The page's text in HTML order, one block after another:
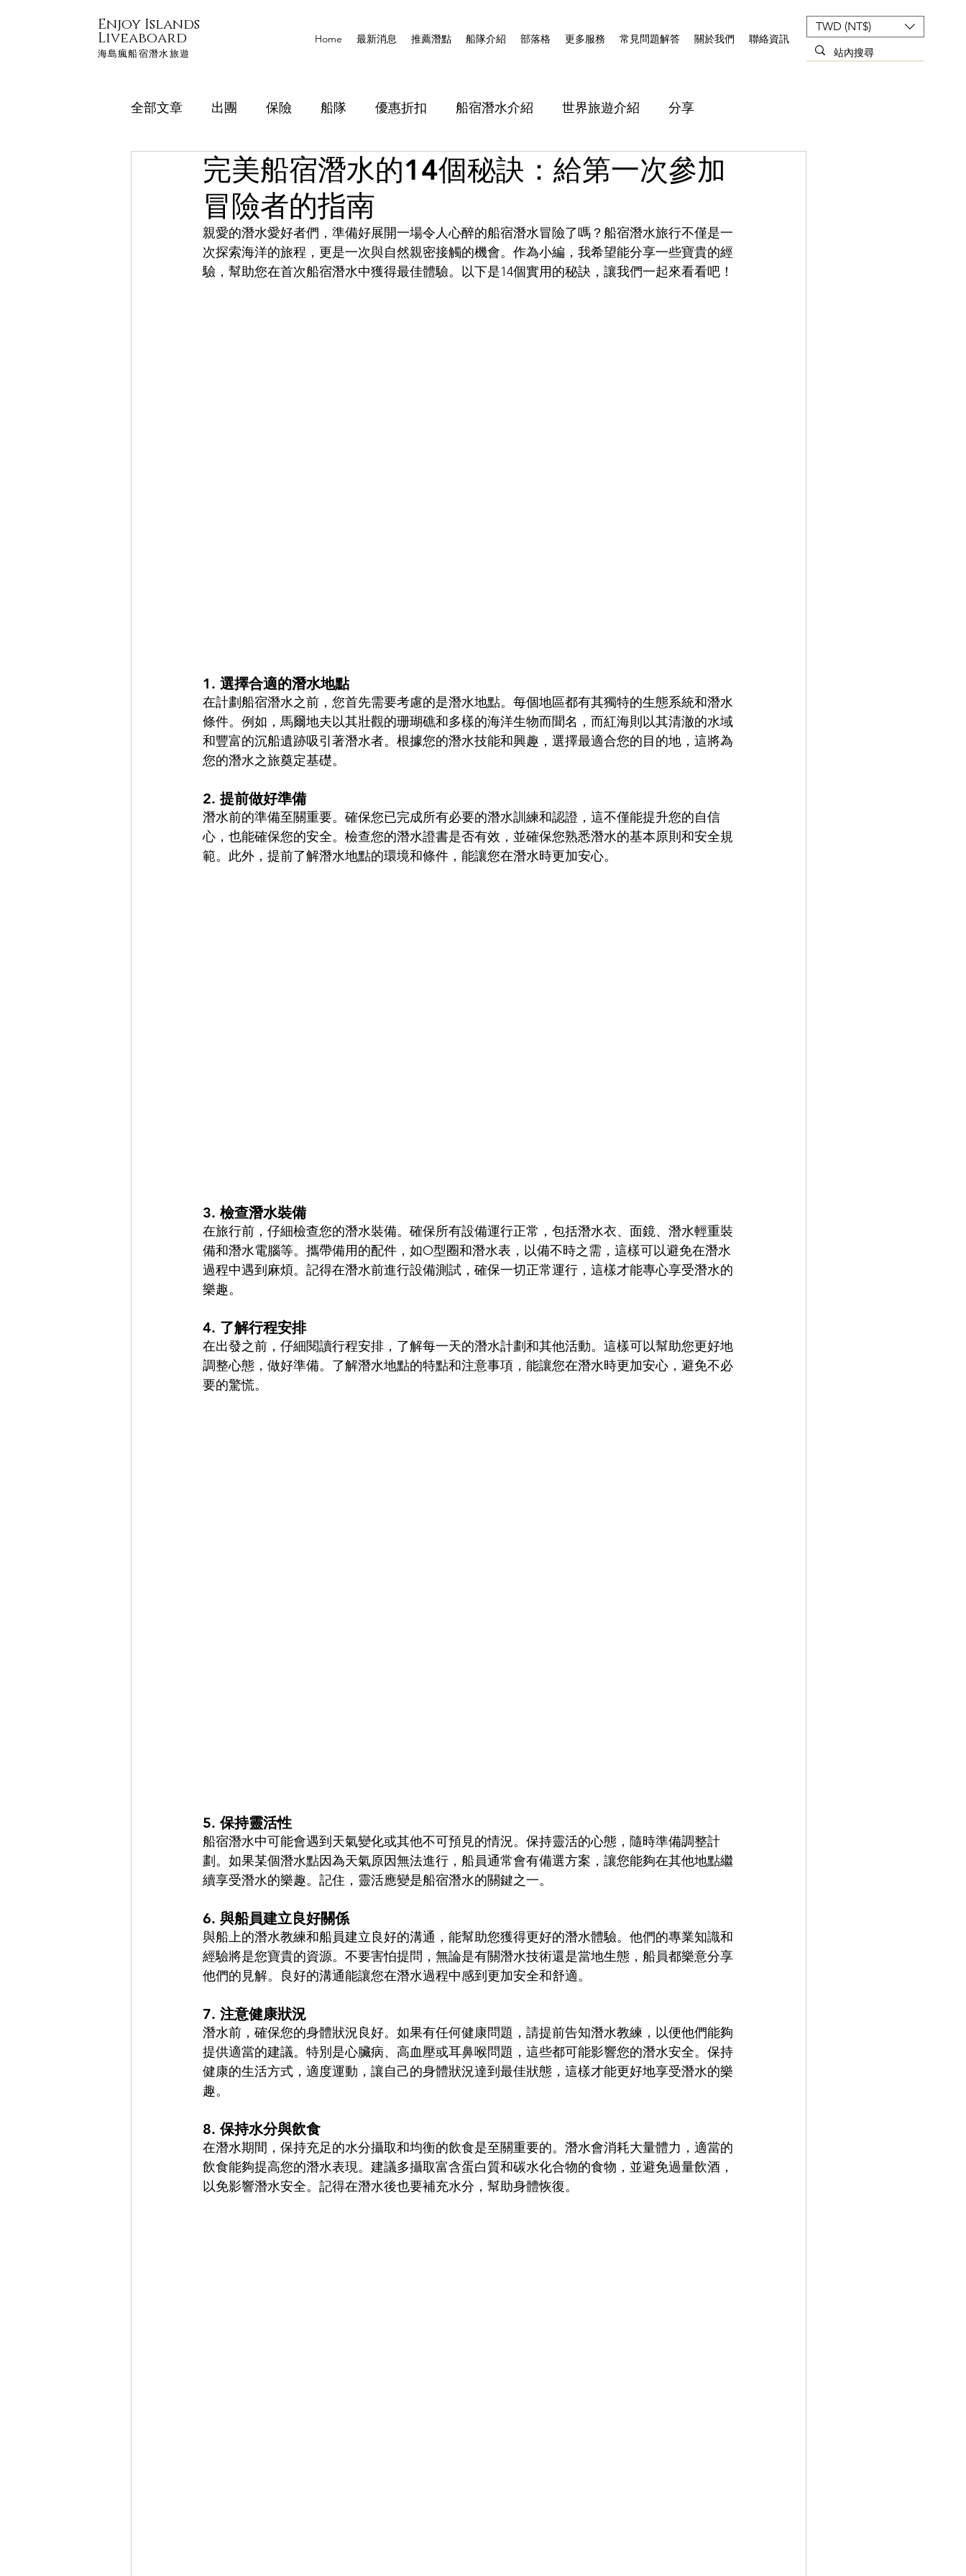
Enjoy Islands
Liveaboard
海島瘋船宿潛水旅遊
Home 最新消息 推薦潛點 船隊介紹 部落格 更多服務 常見問題解答 關於我們 聯絡資訊
TWD (NT$)
全部文章 出團 保險 船隊 優惠折扣 船宿潛水介紹 世界旅遊介紹 分享
企業合作&教練開團合作
完美船宿潛水的14個秘訣：給第一次參加
冒險者的指南
親愛的潛水愛好者們，準備好展開一場令人心醉的船宿潛水冒險了嗎？船宿潛水旅行不僅是一
次探索海洋的旅程，更是一次與自然親密接觸的機會。作為小編，我希望能分享一些寶貴的經
驗，幫助您在首次船宿潛水中獲得最佳體驗。以下是14個實用的秘訣，讓我們一起來看看吧！
1. 選擇合適的潛水地點
在計劃船宿潛水之前，您首先需要考慮的是潛水地點。每個地區都有其獨特的生態系統和潛水
條件。例如，馬爾地夫以其壯觀的珊瑚礁和多樣的海洋生物而聞名，而紅海則以其清澈的水域
和豐富的沉船遺跡吸引著潛水者。根據您的潛水技能和興趣，選擇最適合您的目的地，這將為
您的潛水之旅奠定基礎。
2. 提前做好準備
潛水前的準備至關重要。確保您已完成所有必要的潛水訓練和認證，這不僅能提升您的自信
心，也能確保您的安全。檢查您的潛水證書是否有效，並確保您熟悉潛水的基本原則和安全規
範。此外，提前了解潛水地點的環境和條件，能讓您在潛水時更加安心。
3. 檢查潛水裝備
在旅行前，仔細檢查您的潛水裝備。確保所有設備運行正常，包括潛水衣、面鏡、潛水輕重裝
備和潛水電腦等。攜帶備用的配件，如O型圈和潛水表，以備不時之需，這樣可以避免在潛水
過程中遇到麻煩。記得在潛水前進行設備測試，確保一切正常運行，這樣才能專心享受潛水的
樂趣。
4. 了解行程安排
在出發之前，仔細閱讀行程安排，了解每一天的潛水計劃和其他活動。這樣可以幫助您更好地
調整心態，做好準備。了解潛水地點的特點和注意事項，能讓您在潛水時更加安心，避免不必
要的驚慌。
5. 保持靈活性
船宿潛水中可能會遇到天氣變化或其他不可預見的情況。保持靈活的心態，隨時準備調整計
劃。如果某個潛水點因為天氣原因無法進行，船員通常會有備選方案，讓您能夠在其他地點繼
續享受潛水的樂趣。記住，靈活應變是船宿潛水的關鍵之一。
6. 與船員建立良好關係
與船上的潛水教練和船員建立良好的溝通，能幫助您獲得更好的潛水體驗。他們的專業知識和
經驗將是您寶貴的資源。不要害怕提問，無論是有關潛水技術還是當地生態，船員都樂意分享
他們的見解。良好的溝通能讓您在潛水過程中感到更加安全和舒適。
7. 注意健康狀況
潛水前，確保您的身體狀況良好。如果有任何健康問題，請提前告知潛水教練，以便他們能夠
提供適當的建議。特別是心臟病、高血壓或耳鼻喉問題，這些都可能影響您的潛水安全。保持
健康的生活方式，適度運動，讓自己的身體狀況達到最佳狀態，這樣才能更好地享受潛水的樂
趣。
8. 保持水分與飲食
在潛水期間，保持充足的水分攝取和均衡的飲食是至關重要的。潛水會消耗大量體力，適當的
飲食能夠提高您的潛水表現。建議多攝取富含蛋白質和碳水化合物的食物，並避免過量飲酒，
以免影響潛水安全。記得在潛水後也要補充水分，幫助身體恢復。